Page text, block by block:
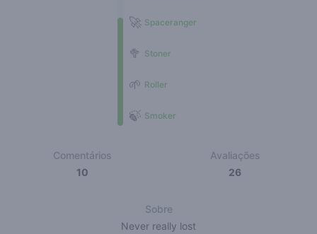
🍃 Smoker
🌱 Roller
🥦 Stoner
🚀 Spaceranger
Comentários
10
Avaliações
26
Sobre
Never really lost